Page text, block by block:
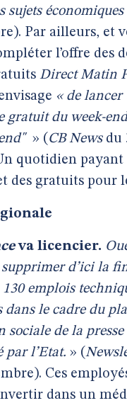
sujets économiques
Par ailleurs, et
l’offre des
Direct Matin
« de lancer
gratuit du week-
» ( CB Newsdu
quotidien payant
des gratuits pour
va licencier.
d’ici la
130 emplois
le cadre du
sociale de la
par l’Etat. » (
Ces
dans un